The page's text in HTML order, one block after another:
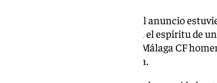
Entre quienes más celebraron el anuncio
de carnet. La camiseta recupera el espíritu de
llevó a cabo en 2005, cuando el Málaga CF
con una prenda conmemorativa.